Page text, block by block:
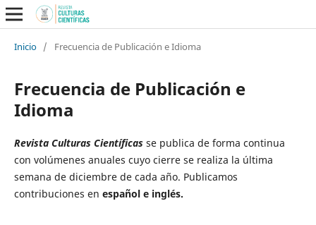
Inicio / Frecuencia de Publicación e Idioma
Frecuencia de Publicación e
Idioma
Revista Culturas Científicas se publica de forma continua
con volúmenes anuales cuyo cierre se realiza la última
semana de diciembre de cada año. Publicamos
contribuciones en español e inglés.